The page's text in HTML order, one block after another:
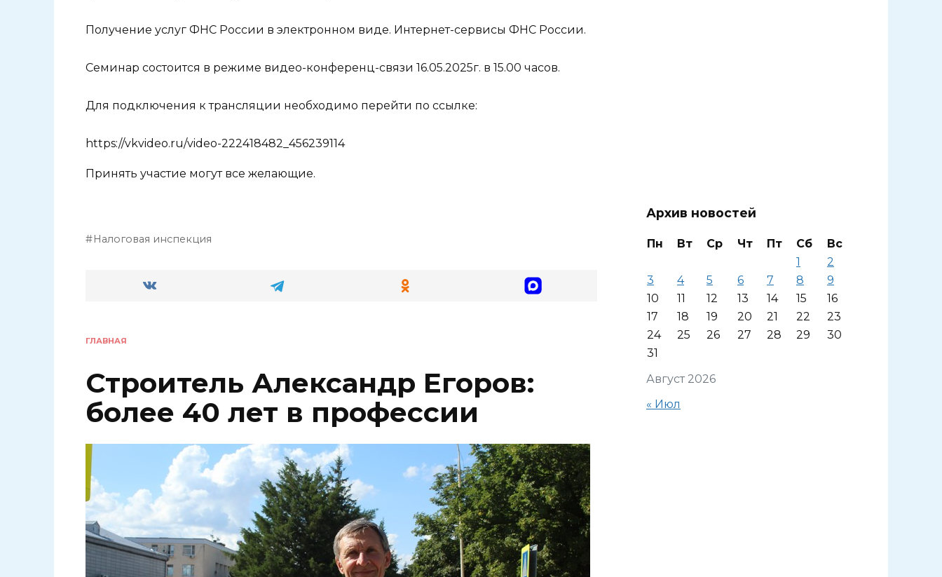
Получение услуг ФНС России в электронном виде. Интернет-сервисы ФНС России.
Семинар состоится в режиме видео-конференц-связи 16.05.2025г. в 15.00 часов.
Для подключения к трансляции необходимо перейти по ссылке:
https://vkvideo.ru/video-222418482_456239114
Принять участие могут все желающие.
Налоговая инспекция
ГЛАВНАЯ
Строитель Александр Егоров:
более 40 лет в профессии
Архив новостей
Август 2026
Пн Вт Ср Чт Пт Сб
Вс
1
2
3
4 5 6 7 8
9
10
11 12 13 14 15
16
17
18 19 20 21 22
23
24
25 26 27 28 29
30
31
« Июл